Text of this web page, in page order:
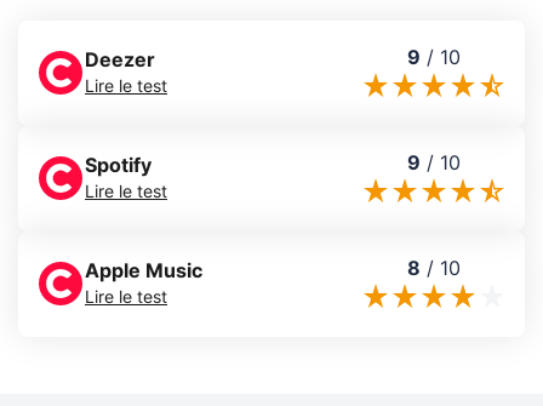
Deezer
Lire le test
9 / 10
Spotify
Lire le test
9 / 10
Apple Music
Lire le test
8 / 10